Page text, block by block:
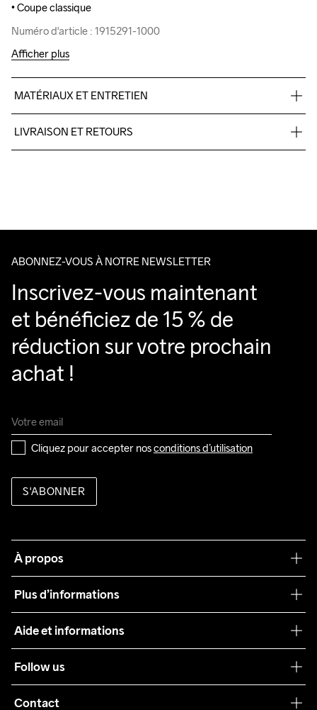
• Coupe classique
Numéro d'article : 1915291-1000
• Coupe classique
Numéro d'article : 1915291-1000
Afficher plus
MATÉRIAUX ET ENTRETIEN
LIVRAISON ET RETOURS
ABONNEZ-VOUS À NOTRE NEWSLETTER
Inscrivez-vous maintenant
et bénéficiez de 15 % de
réduction sur votre prochain
achat !
Cliquez pour accepter nos conditions d’utilisation
S'ABONNER
À propos
Plus d’informations
Teamwear
Durabilité
Collaborations
Aide et informations
Conditions générales
Follow us
Contact